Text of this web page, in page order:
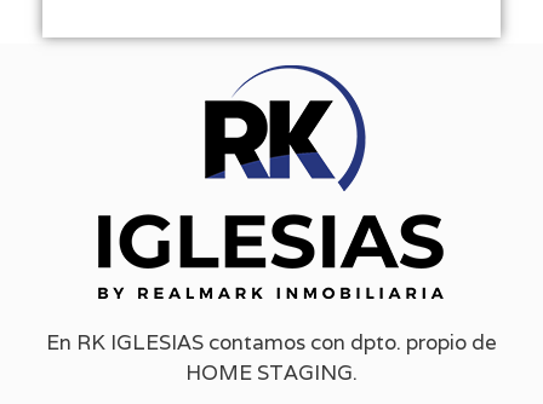
En RK IGLESIAS contamos con dpto. propio de
HOME STAGING.